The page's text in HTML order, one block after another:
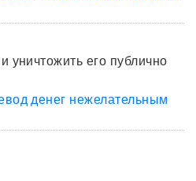
уничтожить его публично
денег нежелательным